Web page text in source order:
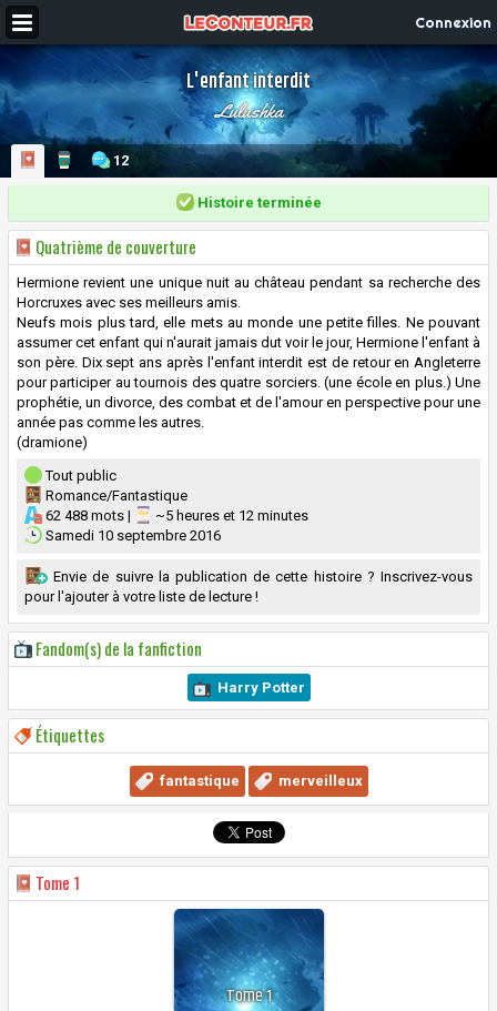
Connexion
L'enfant interdit
Lulushka
12
Histoire terminée
Quatrième de couverture
Hermione revient une unique nuit au château pendant sa recherche des
Horcruxes avec ses meilleurs amis.
Neufs mois plus tard, elle mets au monde une petite filles. Ne pouvant
assumer cet enfant qui n'aurait jamais dut voir le jour, Hermione l'enfant à
son père. Dix sept ans après l'enfant interdit est de retour en Angleterre
pour participer au tournois des quatre sorciers. (une école en plus.) Une
prophétie, un divorce, des combat et de l'amour en perspective pour une
année pas comme les autres.
(dramione)
Tout public
Romance/Fantastique
62 488 mots |
~5 heures et 12 minutes
Samedi 10 septembre 2016
Envie de suivre la publication de cette histoire ? Inscrivez-vous
pour l'ajouter à votre liste de lecture !
Fandom(s) de la fanfiction
Harry Potter
Étiquettes
fantastique merveilleux
Tome 1
Tome1